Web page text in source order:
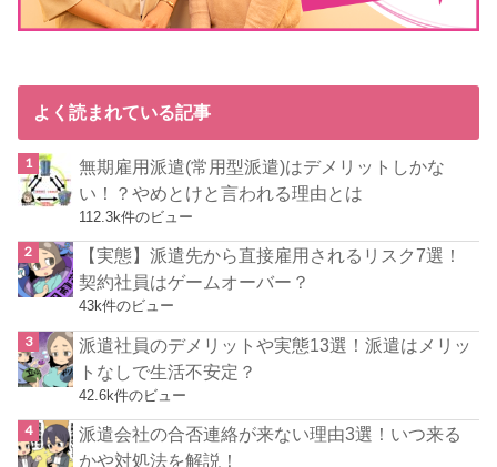
よく読まれている記事
無期雇用派遣(常用型派遣)はデメリットしかな
い！？やめとけと言われる理由とは
112.3k件のビュー
【実態】派遣先から直接雇用されるリスク7選！
契約社員はゲームオーバー？
43k件のビュー
派遣社員のデメリットや実態13選！派遣はメリッ
トなしで生活不安定？
42.6k件のビュー
派遣会社の合否連絡が来ない理由3選！いつ来る
かや対処法を解説！